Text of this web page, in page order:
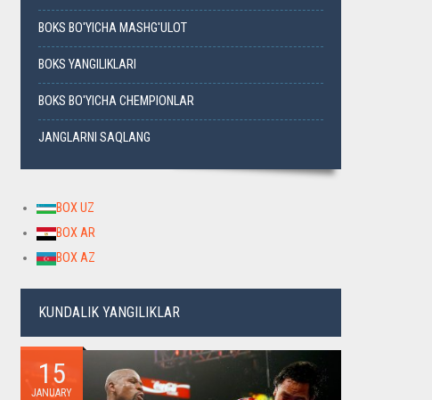
BOKS BO'YICHA MASHG'ULOT
BOKS YANGILIKLARI
BOKS BO'YICHA CHEMPIONLAR
JANGLARNI SAQLANG
BOX UZ
BOX AR
BOX AZ
KUNDALIK YANGILIKLAR
15
JANUARY